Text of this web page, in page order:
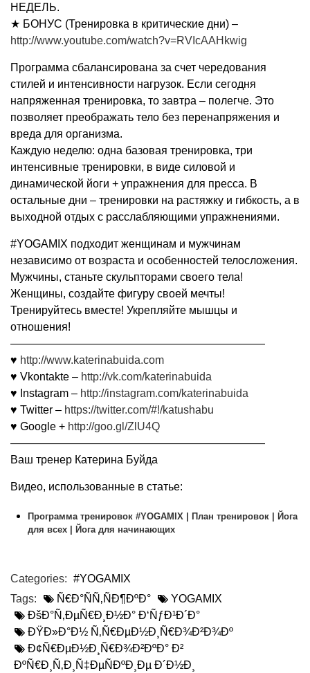
НЕДЕЛЬ.
★ БОНУС (Тренировка в критические дни) –
http://www.youtube.com/watch?v=RVIcAAHkwig
Программа сбалансирована за счет чередования
стилей и интенсивности нагрузок. Если сегодня
напряженная тренировка, то завтра – полегче. Это
позволяет преображать тело без перенапряжения и
вреда для организма.
Каждую неделю: одна базовая тренировка, три
интенсивные тренировки, в виде силовой и
динамической йоги + упражнения для пресса. В
остальные дни – тренировки на растяжку и гибкость, а в
выходной отдых с расслабляющими упражнениями.
#YOGAMIX подходит женщинам и мужчинам
независимо от возраста и особенностей телосложения.
Мужчины, станьте скульпторами своего тела!
Женщины, создайте фигуру своей мечты!
Тренируйтесь вместе! Укрепляйте мышцы и
отношения!
———————————————————————
♥ http://www.katerinabuida.com
♥ Vkontakte – http://vk.com/katerinabuida
♥ Instagram – http://instagram.com/katerinabuida
♥ Twitter – https://twitter.com/#!/katushabu
♥ Google + http://goo.gl/ZlU4Q
———————————————————————
Ваш тренер Катерина Буйда
Видео, использованные в статье:
Программа тренировок #YOGAMIX | План тренировок | Йога
для всех | Йога для начинающих
Categories: #YOGAMIX
Tags:
Ñ€Ð°ÑÑ‚ÑÐ¶ÐºÐ°
YOGAMIX
ÐšÐ°Ñ‚ÐµÑ€Ð¸Ð½Ð° Ð‘ÑƒÐ¹Ð´Ð°
ÐŸÐ»Ð°Ð½ Ñ‚Ñ€ÐµÐ½Ð¸Ñ€Ð¾Ð²Ð¾Ðº
Ð¢Ñ€ÐµÐ½Ð¸Ñ€Ð¾Ð²ÐºÐ° Ð²
ÐºÑ€Ð¸Ñ‚Ð¸Ñ‡ÐµÑÐºÐ¸Ðµ Ð´Ð½Ð¸